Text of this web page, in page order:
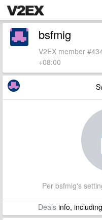
bsfmig
V2EX member
+08:00
Per bsfmig's
Dealsinfo,